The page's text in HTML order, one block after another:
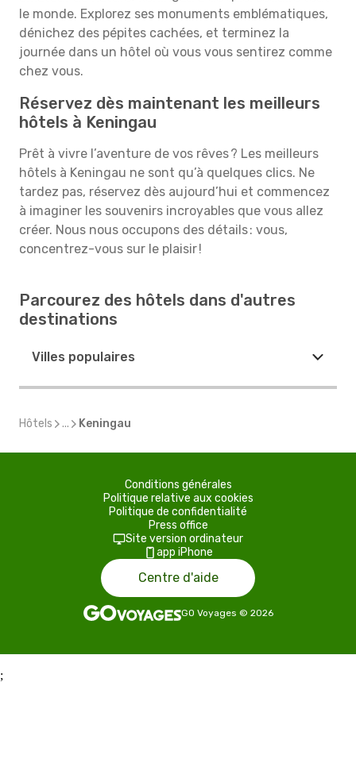
le monde. Explorez ses monuments emblématiques,
dénichez des pépites cachées, et terminez la
journée dans un hôtel où vous vous sentirez comme
chez vous.
Réservez dès maintenant les meilleurs
hôtels à Keningau
Prêt à vivre l’aventure de vos rêves ? Les meilleurs
hôtels à Keningau ne sont qu’à quelques clics. Ne
tardez pas, réservez dès aujourd’hui et commencez
à imaginer les souvenirs incroyables que vous allez
créer. Nous nous occupons des détails : vous,
concentrez-vous sur le plaisir !
Parcourez des hôtels dans d'autres
destinations
Villes populaires
Hôtels ... Keningau
Conditions générales
Politique relative aux cookies
Politique de confidentialité
Press office
Site version ordinateur
app iPhone
Centre d'aide
GO Voyages © 2026
;